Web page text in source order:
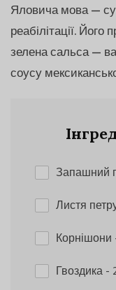
Яловича мова —
реабілітації.
зелена сальса —
соусу
Запашний
Листя
Корнішони
Гвоздика-